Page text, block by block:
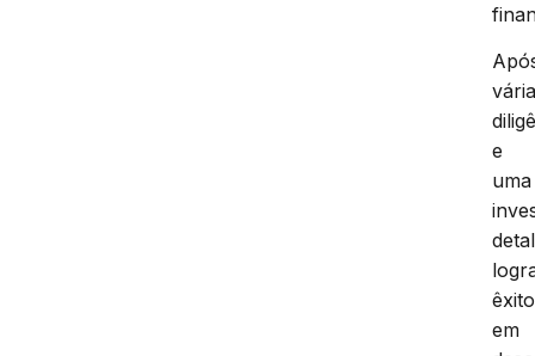
e
uma
êxito
em